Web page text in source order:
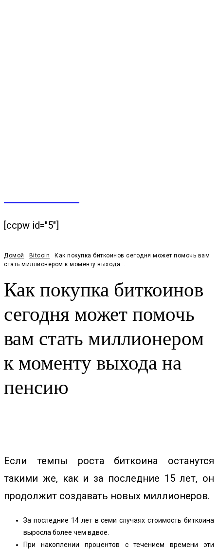
[ccpw id="5"]
Домой Bitcoin
Как покупка биткоинов сегодня может помочь вам
стать миллионером к моменту выхода...
Как покупка биткоинов
сегодня может помочь
вам стать миллионером
к моменту выхода на
пенсию
Если темпы роста биткоина останутся
такими же, как и за последние 15 лет, он
продолжит создавать новых миллионеров.
За последние 14 лет в семи случаях стоимость биткоина
выросла более чем вдвое.
При накоплении процентов с течением времени эти